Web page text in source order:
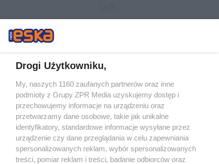
Żaden utwór zamieszczony w serwisie nie może być powielany i
rozpowszechniany lub dalej rozpowszechniany w jakikolwiek sposób (w
tym także elektroniczny lub mechaniczny) na jakimkolwiek polu
eksploatacji w jakiejkolwiek formie, włącznie z umieszczaniem w Internecie
bez pisemnej zgody właściciela praw. Jakiekolwiek użycie lub
wykorzystanie utworów w całości lub w części z naruszeniem prawa, tzn.
bez właściwej zgody, jest zabronione pod groźbą kary i może być ścigane
prawnie.
Drogi Użytkowniku,
My, naszych 1160 zaufanych partnerów oraz inne
podmioty z Grupy ZPR Media uzyskujemy dostęp i
przechowujemy informacje na urządzeniu oraz
przetwarzamy dane osobowe, takie jak unikalne
identyfikatory, standardowe informacje wysyłane przez
urządzenie czy dane przeglądania w celu zapewniania
spersonalizowanych reklam, wybór spersonalizowanych
treści, pomiar reklam i treści, badanie odbiorców oraz